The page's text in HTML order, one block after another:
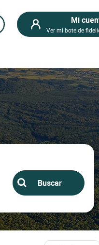
Mi
Ver mi bote de